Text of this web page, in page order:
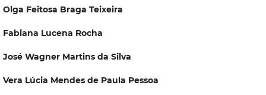
Olga Feitosa Braga Teixeira
Fabiana Lucena Rocha
José Wagner Martins da Silva
Vera Lúcia Mendes de Paula Pessoa